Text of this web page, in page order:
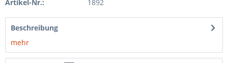
Artikel-Nr.: 1892
Beschreibung
mehr